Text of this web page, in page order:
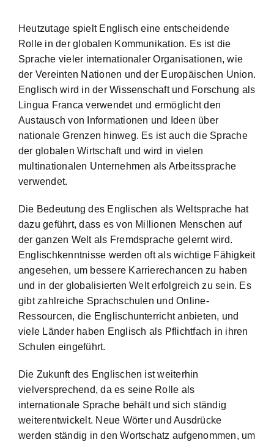
Heutzutage spielt Englisch eine entscheidende
Rolle in der globalen Kommunikation. Es ist die
Sprache vieler internationaler Organisationen, wie
der Vereinten Nationen und der Europäischen Union.
Englisch wird in der Wissenschaft und Forschung als
Lingua Franca verwendet und ermöglicht den
Austausch von Informationen und Ideen über
nationale Grenzen hinweg. Es ist auch die Sprache
der globalen Wirtschaft und wird in vielen
multinationalen Unternehmen als Arbeitssprache
verwendet.
Die Bedeutung des Englischen als Weltsprache hat
dazu geführt, dass es von Millionen Menschen auf
der ganzen Welt als Fremdsprache gelernt wird.
Englischkenntnisse werden oft als wichtige Fähigkeit
angesehen, um bessere Karrierechancen zu haben
und in der globalisierten Welt erfolgreich zu sein. Es
gibt zahlreiche Sprachschulen und Online-
Ressourcen, die Englischunterricht anbieten, und
viele Länder haben Englisch als Pflichtfach in ihren
Schulen eingeführt.
Die Zukunft des Englischen ist weiterhin
vielversprechend, da es seine Rolle als
internationale Sprache behält und sich ständig
weiterentwickelt. Neue Wörter und Ausdrücke
werden ständig in den Wortschatz aufgenommen, um